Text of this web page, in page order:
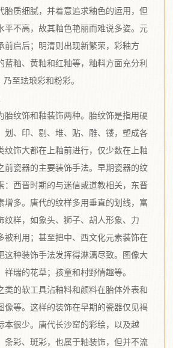
胎质细腻，并着意追求釉色的运用，但
平不高，故其釉色艳丽而难说多姿。元
前启后；明清则出现新繁荣，彩釉方
蓝釉、黄釉和红釉等，釉料方面充分利
至珐琅彩和粉彩。
胎纹饰和釉装饰两种。胎纹饰是指用硬
划、印、剔、堆、贴、雕、镂，塑成各
纹饰大都在上釉前进行，仅少数在上釉
前瓷器的主要装饰手法。早期瓷器的纹
：西晋时期的与迷信或道教相关，东晋
增多。唐代的纹样多用垂直的划线，富
纹样，如象头、狮子、胡人形象、力
被利用；甚至把中、西文化元素装饰在
这种装饰手法发挥得淋漓尽致。图像大
祥瑞的花草；孩童和村野情趣等。
类的软工具沾釉料和颜料在胎体外表和
像等。这样的装饰在早期的瓷器仅见褐
本很少。唐代长沙窑的彩绘，以及越
条彩、斑彩，也属于釉装饰，但并不流